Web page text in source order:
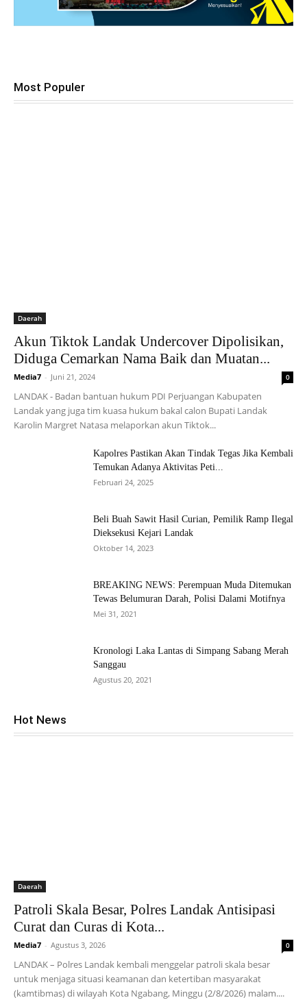
Most Populer
Daerah
Akun Tiktok Landak Undercover Dipolisikan,
Diduga Cemarkan Nama Baik dan Muatan...
Media7 - Juni 21, 2024 0
LANDAK - Badan bantuan hukum PDI Perjuangan Kabupaten
Landak yang juga tim kuasa hukum bakal calon Bupati Landak
Karolin Margret Natasa melaporkan akun Tiktok...
Kapolres Pastikan Akan Tindak Tegas Jika Kembali
Temukan Adanya Aktivitas Peti...
Februari 24, 2025
Beli Buah Sawit Hasil Curian, Pemilik Ramp Ilegal
Dieksekusi Kejari Landak
Oktober 14, 2023
BREAKING NEWS: Perempuan Muda Ditemukan
Tewas Belumuran Darah, Polisi Dalami Motifnya
Mei 31, 2021
Kronologi Laka Lantas di Simpang Sabang Merah
Sanggau
Agustus 20, 2021
Hot News
Daerah
Patroli Skala Besar, Polres Landak Antisipasi
Curat dan Curas di Kota...
Media7 - Agustus 3, 2026 0
LANDAK – Polres Landak kembali menggelar patroli skala besar
untuk menjaga situasi keamanan dan ketertiban masyarakat
(kamtibmas) di wilayah Kota Ngabang, Minggu (2/8/2026) malam....